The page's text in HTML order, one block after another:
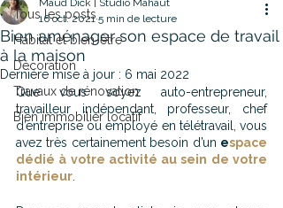
Tous les posts
Habitat et bien-être
Décoration
Travaux de rénovation
Bien immobilier locatif
Bien aménager son espace de travail
à la maison
Maud Dick | Studio Mahaut
16 oct. 2021 5 min de lecture
Dernière mise à jour : 6 mai 2022
Que vous soyez auto-entrepreneur,
travailleur indépendant, professeur, chef
d’entreprise ou employé en télétravail, vous
avez très certainement besoin d’un espace
dédié à votre activité au sein de votre
intérieur